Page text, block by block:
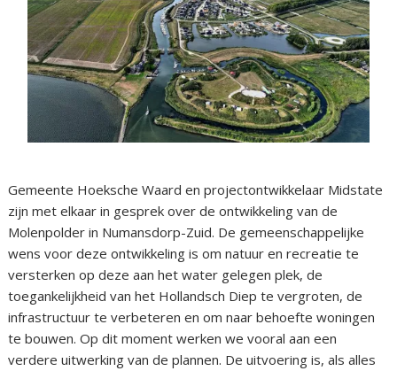
Gemeente Hoeksche Waard en projectontwikkelaar Midstate
zijn met elkaar in gesprek over de ontwikkeling van de
Molenpolder in Numansdorp-Zuid. De gemeenschappelijke
wens voor deze ontwikkeling is om natuur en recreatie te
versterken op deze aan het water gelegen plek, de
toegankelijkheid van het Hollandsch Diep te vergroten, de
infrastructuur te verbeteren en om naar behoefte woningen
te bouwen. Op dit moment werken we vooral aan een
verdere uitwerking van de plannen. De uitvoering is, als alles